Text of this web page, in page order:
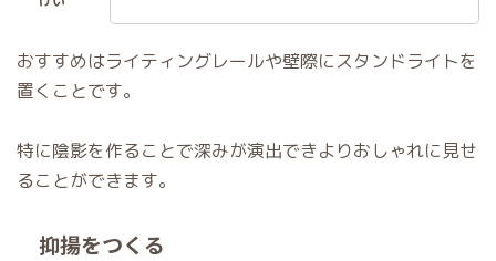
おすすめはライティングレールや壁際にスタンドライトを
置くことです。
特に陰影を作ることで深みが演出できよりおしゃれに見せ
ることができます。
抑揚をつくる